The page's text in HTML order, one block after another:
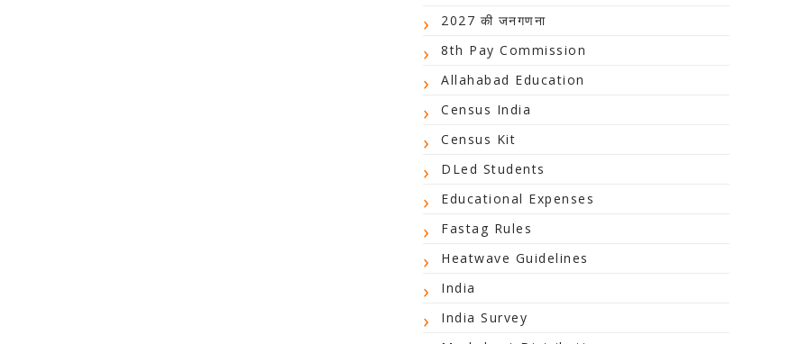
2027 की जनगणना
8th Pay Commission
Allahabad Education
Census India
Census Kit
DLed Students
Educational Expenses
Fastag Rules
Heatwave Guidelines
India
India Survey